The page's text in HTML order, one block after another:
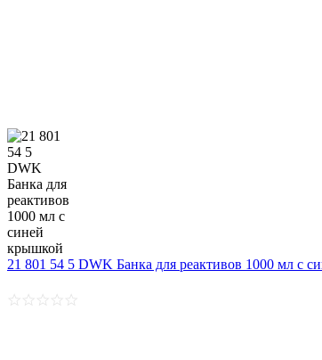
21 801 54 5 DWK Банка для реактивов 1000 мл с